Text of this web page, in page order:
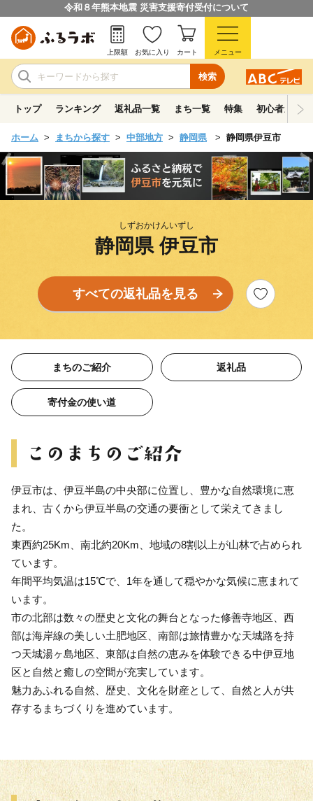
令和８年熊本地震 災害支援寄付受付について
検索
上限額 お気に入り カート メニュー
トップ ランキング 返礼品一覧 まち一覧 特集 初心者ガイド
ホーム まちから探す 中部地方 静岡県 静岡県伊豆市
しずおかけんいずし
静岡県 伊豆市
すべての返礼品を見る
まちのご紹介 返礼品
寄付金の使い道
伊豆市は、伊豆半島の中央部に位置し、豊かな自然環境に恵
まれ、古くから伊豆半島の交通の要衝として栄えてきまし
た。
東西約25Km、南北約20Km、地域の8割以上が山林で占められ
ています。
年間平均気温は15℃で、1年を通して穏やかな気候に恵まれて
います。
市の北部は数々の歴史と文化の舞台となった修善寺地区、西
部は海岸線の美しい土肥地区、南部は旅情豊かな天城路を持
つ天城湯ヶ島地区、東部は自然の恵みを体験できる中伊豆地
区と自然と癒しの空間が充実しています。
魅力あふれる自然、歴史、文化を財産として、自然と人が共
存するまちづくりを進めています。